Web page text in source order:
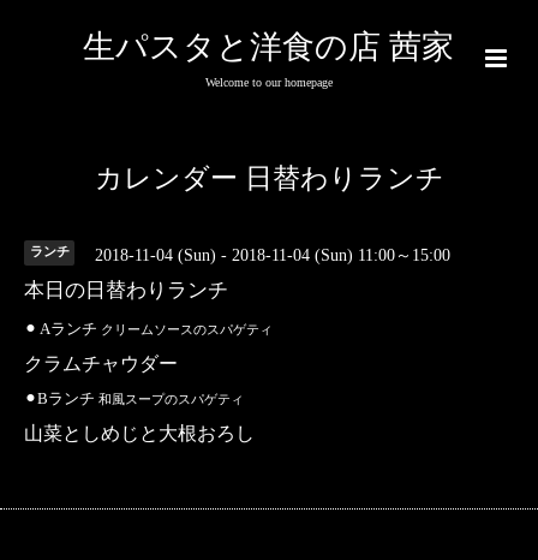
生パスタと洋食の店 茜家
Welcome to our homepage
カレンダー 日替わりランチ
ランチ 2018-11-04 (Sun) - 2018-11-04 (Sun) 11:00～15:00
本日の日替わりランチ
⚫︎ Aランチ クリームソースのスパゲティ
クラムチャウダー
⚫︎Bランチ 和風スープのスパゲティ
山菜としめじと大根おろし